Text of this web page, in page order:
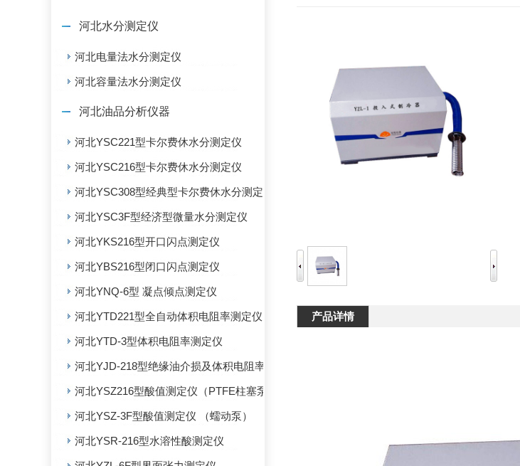
河北水分测定仪
河北电量法水分测定仪
河北容量法水分测定仪
河北油品分析仪器
河北YSC221型卡尔费休水分测定仪
河北YSC216型卡尔费休水分测定仪
河北YSC308型经典型卡尔费休水分测定仪
河北YSC3F型经济型微量水分测定仪
河北YKS216型开口闪点测定仪
河北YBS216型闭口闪点测定仪
河北YNQ-6型 凝点倾点测定仪
河北YTD221型全自动体积电阻率测定仪
河北YTD-3型体积电阻率测定仪
河北YJD-218型绝缘油介损及体积电阻率测定仪
河北YSZ216型酸值测定仪（PTFE柱塞泵）
河北YSZ-3F型酸值测定仪 （蠕动泵）
河北YSR-216型水溶性酸测定仪
产品详情